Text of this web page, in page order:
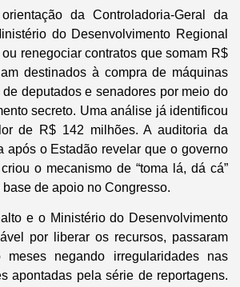
da Controladoria-Geral da
do Desenvolvimento Regional
renegociar contratos que somam R$
destinados à compra de máquinas
deputados e senadores por meio do
secreto. Uma análise já identificou
de R$ 142 milhões. A auditoria da
após o Estadão revelar que o governo
o mecanismo de “toma lá, dá cá”
de apoio no Congresso.
e o Ministério do Desenvolvimento
por liberar os recursos, passaram
negando irregularidades nas
apontadas pela série de reportagens.